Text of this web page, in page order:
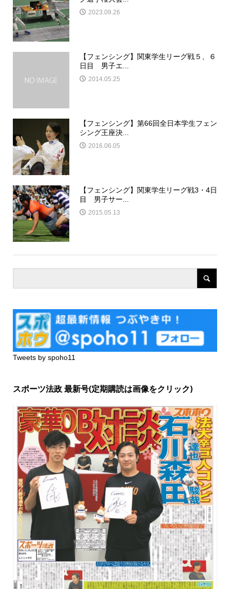
2023.09.26
【フェンシング】関東学生リーグ戦５、６
日目 男子エ...
2014.05.25
【フェンシング】第66回全日本学生フェン
シング王座決...
2016.06.05
【フェンシング】関東学生リーグ戦3・4日
目 男子サー...
2015.05.13
Tweets by spoho11
スポーツ法政 最新号(定期購読は画像をクリック)